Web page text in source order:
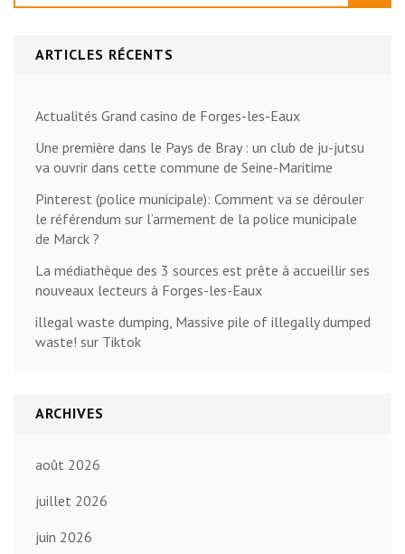
ARTICLES RÉCENTS
Actualités Grand casino de Forges-les-Eaux
Une première dans le Pays de Bray : un club de ju-jutsu
va ouvrir dans cette commune de Seine-Maritime
Pinterest (police municipale): Comment va se dérouler
le référendum sur l’armement de la police municipale
de Marck ?
La médiathèque des 3 sources est prête à accueillir ses
nouveaux lecteurs à Forges-les-Eaux
illegal waste dumping, Massive pile of illegally dumped
waste! sur Tiktok
ARCHIVES
août 2026
juillet 2026
juin 2026